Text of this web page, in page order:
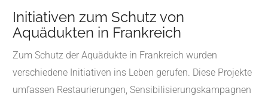
Initiativen zum Schutz von
Aquädukten in Frankreich
Zum Schutz der Aquädukte in Frankreich wurden
verschiedene Initiativen ins Leben gerufen. Diese Projekte
umfassen Restaurierungen, Sensibilisierungskampagnen